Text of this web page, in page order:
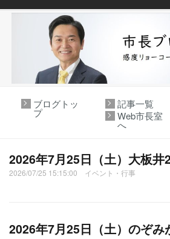
ブログトッ
プ
記事一覧
Web市長室
へ
2026年7月25日（土）大板井
2026/07/25 15:15:00 イベント・行事
2026年7月25日（土）のぞみ